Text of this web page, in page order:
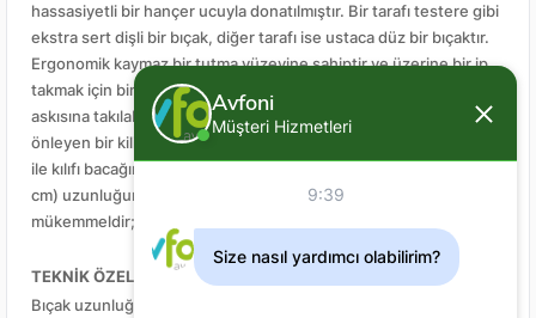
hassasiyetli bir hançer ucuyla donatılmıştır. Bir tarafı testere gibi
ekstra sert dişli bir bıçak, diğer tarafı ise ustaca düz bir bıçaktır.
Ergonomik kaymaz bir tutma yüzeyine sahiptir ve üzerine bir ip
takmak için bir delik bulunur (ip dahil değildir). Bıçak, BCD omuz
askısına takılabilen bir kılıfla birlikte gelir. Kılıfın düşmesini
önleyen bir kilit mekanizması bulunur. İki adet lastik kayış (dahil)
ile kılıfı bacağınıza veya kolunuza sabitleyebilirsiniz. 20 inç (50.8
cm) uzunluğundaki kayışlarla zıpkın avı veya tüplü dalış için
mükemmeldir; ana bıçak veya yedek olarak kullanılabilir.
TEKNİK ÖZELLİKLER
Bıçak uzunluğu: 8,1 cm - 3,1 inç
Avfoni
Müşteri Hizmetleri
9:39
Size nasıl yardımcı olabilirim?